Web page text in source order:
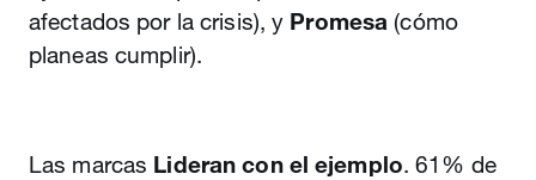
afectados por la crisis), y Promesa (cómo
planeas cumplir).
Las marcas Lideran con el ejemplo. 61% de